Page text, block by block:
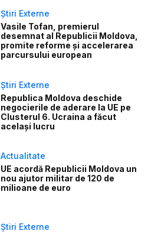
Știri Externe
Vasile Tofan, premierul
desemnat al Republicii Moldova,
promite reforme și accelerarea
parcursului european
Știri Externe
Republica Moldova deschide
negocierile de aderare la UE pe
Clusterul 6. Ucraina a făcut
același lucru
Actualitate
UE acordă Republicii Moldova un
nou ajutor militar de 120 de
milioane de euro
Știri Externe